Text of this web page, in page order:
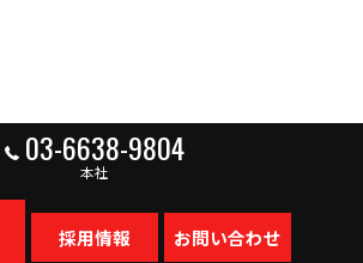
03-6638-9804
本社
採用情報 お問い合わせ